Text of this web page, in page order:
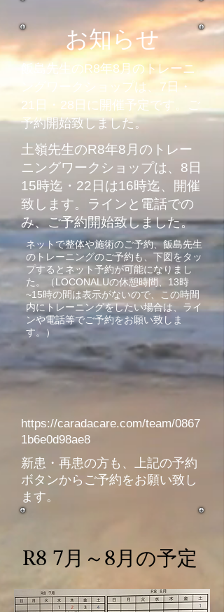
​お知らせ
飯島先生のR8年8月のトレーニ
ングワークショップは、7日・
21日・28日に開催予定です。
ご
予約開始致しました。
土嶺先生のR8年8 月のトレー
ニングワークショップは、8日
15時迄・22日は16時迄、開催
致します。ラインと電話での
み、ご予約開始致しました。
ネットで整体や施術のご予約、飯島先生
のトレーニングのご予約も、下図をタッ
プするとネット予約が可能になりまし
た。（LOCONALUの休憩時間、13時
~15時の間は表示がないので、この時間
内にトレーニングをしたい場合は、ライ
ンや電話等でご予約をお願い致しま
す。）
https://caradacare.com/team/0867
1b6e0d98ae8
​新患・再患の方も、上記の予約
ボタンからご予約をお願い致し
ます。
R8 7月～8月の予定